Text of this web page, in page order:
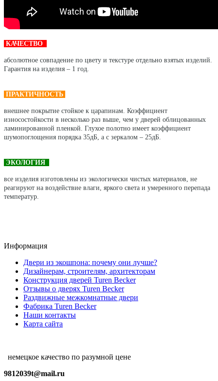
КАЧЕСТВО
абсолютное совпадение по цвету и текстуре отдельно взятых изделий.
Гарантия на изделия – 1 год.
ПРАКТИЧНОСТЬ
внешнее покрытие стойкое к царапинам. Коэффициент
износостойкости в несколько раз выше, чем у дверей облицованных
ламинированной пленкой. Глухое полотно имеет коэффициент
шумопоглощения порядка 35дБ, а с зеркалом – 25дБ.
ЭКОЛОГИЯ
все изделия изготовлены из экологически чистых материалов, не
реагируют на воздействие влаги, яркого света и умеренного перепада
температур.
Информация
Двери из экошпона: почему они лучше?
Дизайнерам, строителям, архитекторам
Конструкция дверей Turen Becker
Отзывы о дверях Turen Becker
Раздвижные межкомнатные двери
Фабрика Turen Becker
Наши контакты
Карта сайта
немецкое качество по разумной цене
9812039t@mail.ru